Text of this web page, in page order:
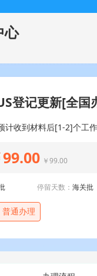
心
登记更新[全国
计收到材料后[1-2]个工
99.00 ￥99.00
停留天数： 海关批
普通办理